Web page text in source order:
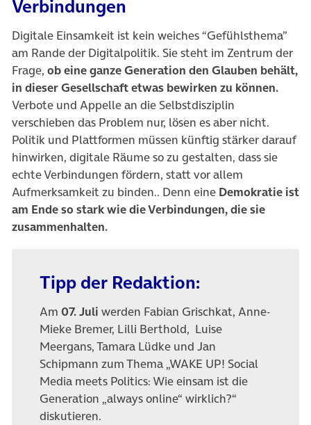
Verbindungen
Digitale Einsamkeit ist kein weiches “Gefühlsthema”
am Rande der Digitalpolitik. Sie steht im Zentrum der
Frage, ob eine ganze Generation den Glauben behält,
in dieser Gesellschaft etwas bewirken zu können.
Verbote und Appelle an die Selbstdisziplin
verschieben das Problem nur, lösen es aber nicht.
Politik und Plattformen müssen künftig stärker darauf
hinwirken, digitale Räume so zu gestalten, dass sie
echte Verbindungen fördern, statt vor allem
Aufmerksamkeit zu binden.. Denn eine Demokratie ist
am Ende so stark wie die Verbindungen, die sie
zusammenhalten.
Tipp der Redaktion:
Am 07. Juli werden Fabian Grischkat, Anne-
Mieke Bremer, Lilli Berthold, Luise
Meergans, Tamara Lüdke und Jan
Schipmann zum Thema „WAKE UP! Social
Media meets Politics: Wie einsam ist die
Generation „always online“ wirklich?“
diskutieren.